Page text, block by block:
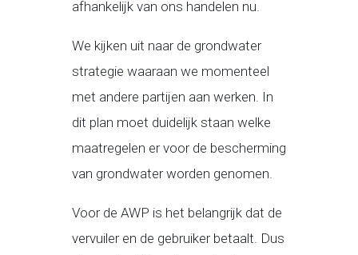
afhankelijk van ons handelen nu.
We kijken uit naar de grondwater
strategie waaraan we momenteel
met andere partijen aan werken. In
dit plan moet duidelijk staan welke
maatregelen er voor de bescherming
van grondwater worden genomen.
Voor de AWP is het belangrijk dat de
vervuiler en de gebruiker betaalt. Dus